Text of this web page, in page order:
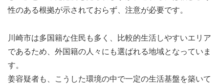
性のある根拠が示されておらず、注意が必要です。
川崎市は多国籍な住民も多く、比較的生活しやすいエリア
であるため、外国籍の人々にも選ばれる地域となっていま
す。
姜容疑者も、こうした環境の中で一定の生活基盤を築いて